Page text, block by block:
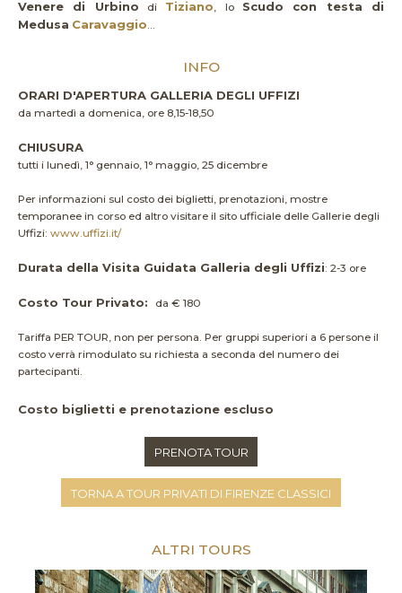
Venere di Urbino di Tiziano, lo Scudo con testa di
Medusa Caravaggio...
INFO
ORARI D'APERTURA GALLERIA DEGLI UFFIZI
da martedì a domenica, ore 8,15-18,50
CHIUSURA
tutti i lunedì, 1° gennaio, 1° maggio, 25 dicembre
Per informazioni sul costo dei biglietti, prenotazioni, mostre
temporanee in corso ed altro visitare il sito ufficiale delle Gallerie degli
Uffizi: www.uffizi.it/
Durata della Visita Guidata Galleria degli Uffizi: 2-3 ore
Costo Tour Privato: da € 180
Tariffa PER TOUR, non per persona. Per gruppi superiori a 6 persone il
costo verrà rimodulato su richiesta a seconda del numero dei
partecipanti.
Costo biglietti e prenotazione escluso
PRENOTA TOUR
TORNA A TOUR PRIVATI DI FIRENZE CLASSICI
ALTRI TOURS